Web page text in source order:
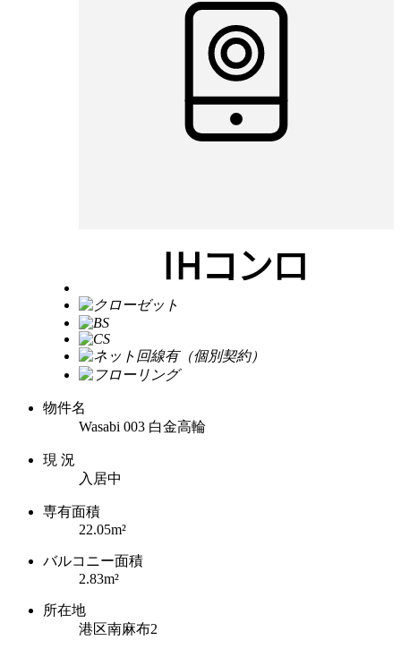
物件名
Wasabi 003 白金高輪
現 況
入居中
専有面積
22.05m²
バルコニー面積
2.83m²
所在地
港区南麻布2